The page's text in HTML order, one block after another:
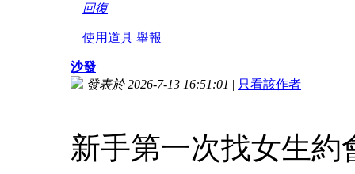
回復
使用道具 舉報
沙發
發表於 2026-7-13 16:51:01 | 只看該作者
新手第一次找女生約